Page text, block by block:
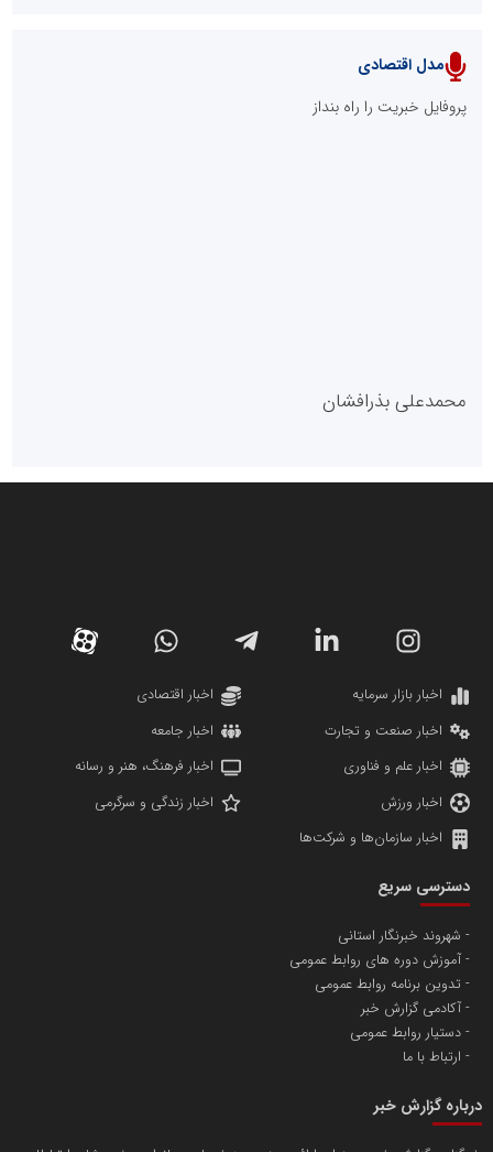
پایگاه خبری نهضت ملی مسکن
پایگاه خبری گفتمان یزد
دانشگاه سئوی ایران
پایگاه اطلاع رسانی اعتلای نهادهای مردمی
تامین آهن اسفنجی تولیدکنندگان فولاد در کشور
مدل اقتصادی
پروفایل خبریت را راه بنداز
محمدعلی بذرافشان
مریم حاج نوروز نظری
مسعودصادقی
اخبار بازار سرمایه
اخبار اقتصادی
اخبار صنعت و تجارت
اخبار جامعه
اخبار علم و فناوری
اخبار فرهنگ، هنر و رسانه
اخبار ورزش
اخبار زندگی و سرگرمی
اخبار سازمان‌ها و شرکت‌ها
دسترسی سریع
شهروند خبرنگار استانی
آموزش دوره های روابط عمومی
تدوین برنامه روابط عمومی
آکادمی گزارش خبر
دستیار روابط عمومی
ارتباط با ما
درباره گزارش خبر